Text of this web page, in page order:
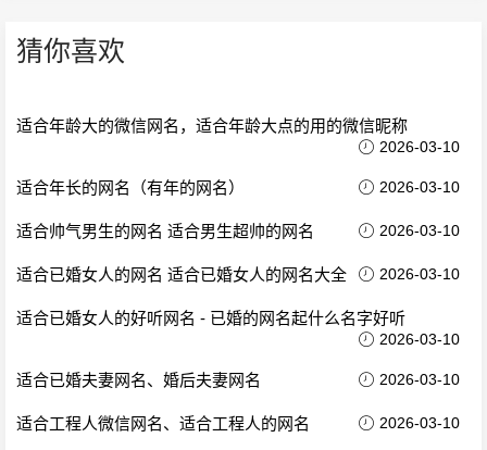
猜你喜欢
适合年龄大的微信网名，适合年龄大点的用的微信昵称
2026-03-10
适合年长的网名（有年的网名） 2026-03-10
适合帅气男生的网名 适合男生超帅的网名 2026-03-10
适合已婚女人的网名 适合已婚女人的网名大全 2026-03-10
适合已婚女人的好听网名 - 已婚的网名起什么名字好听
2026-03-10
适合已婚夫妻网名、婚后夫妻网名 2026-03-10
适合工程人微信网名、适合工程人的网名 2026-03-10